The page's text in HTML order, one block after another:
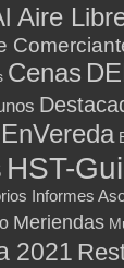
Aire
Cenas
EnVereda
HST-
Informes
Meriendas
2021